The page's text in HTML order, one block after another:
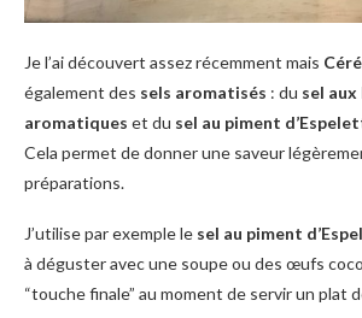
Je l’ai découvert assez récemment mais
également des sels aromatisés : du sel
aromatiques et du sel au piment
Cela permet de donner une saveur
préparations.
J’utilise par exemple le sel au piment
à déguster avec une soupe ou des œufs
“touche finale” au moment de servir un plat